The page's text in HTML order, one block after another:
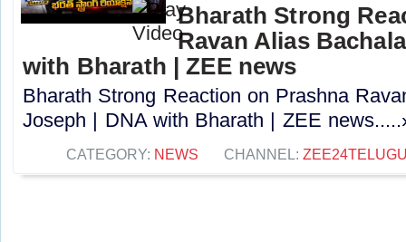
Bharath Strong
Ravan Alias
with Bharath | ZEE news
Bharath Strong Reaction on Prashna
Joseph | DNA with Bharath | ZEE
CATEGORY: NEWS CHANNEL: